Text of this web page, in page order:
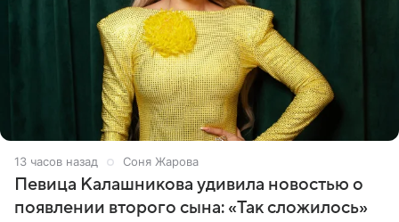
13 часов назад Соня Жарова
Певица Калашникова удивила новостью о
появлении второго сына: «Так сложилось»